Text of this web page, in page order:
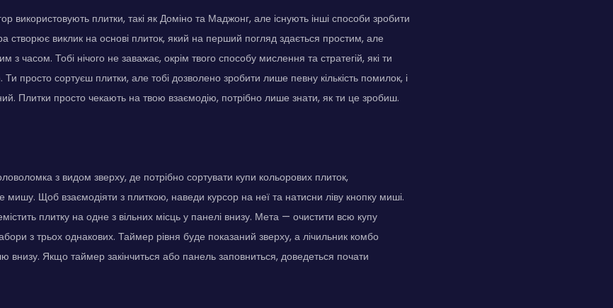
використовують плитки, такі як Доміно та Маджонг, але існують інші способи зробити
створює виклик на основі плиток, який на перший погляд здається простим, але
з часом. Тобі нічого не заважає, окрім твого способу мислення та стратегій, які ти
Ти просто сортуєш плитки, але тобі дозволено зробити лише певну кількість помилок, і
Плитки просто чекають на твою взаємодію, потрібно лише знати, як ти це зробиш.
з видом зверху, де потрібно сортувати купи кольорових плиток,
мишу. Щоб взаємодіяти з плиткою, наведи курсор на неї та натисни ліву кнопку миші.
плитку на одне з вільних місць у панелі внизу. Мета — очистити всю купу
з трьох однакових. Таймер рівня буде показаний зверху, а лічильник комбо
внизу. Якщо таймер закінчиться або панель заповниться, доведеться почати